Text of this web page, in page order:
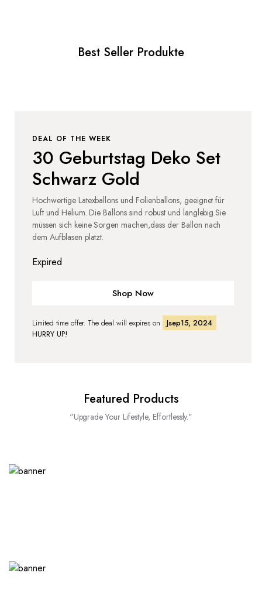
Best Seller Produkte
DEAL OF THE WEEK
30 Geburtstag Deko Set
Schwarz Gold
Hochwertige Latexballons und Folienballons, geeignet für
Luft und Helium. Die Ballons sind robust und langlebig.Sie
müssen sich keine Sorgen machen,dass der Ballon nach
dem Aufblasen platzt.
Expired
Shop Now
Limited time offer. The deal will expires on
Jsep15, 2024
HURRY UP!
Featured Products
"Upgrade Your Lifestyle, Effortlessly."